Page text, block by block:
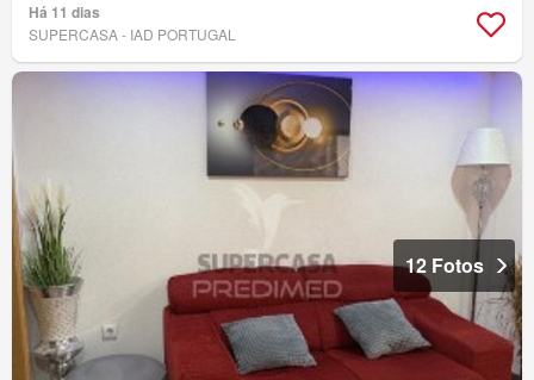
Há 11 dias
SUPERCASA - IAD PORTUGAL
12 Fotos